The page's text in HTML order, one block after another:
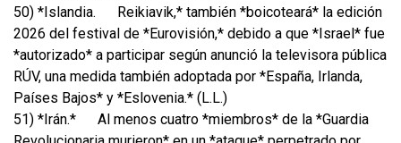
50) *Islandia.
Reikiavik,* también *boicoteará* la edición
2026 del festival de *Eurovisión,* debido a que *Israel* fue
*autorizado* a participar según anunció la televisora pública
RÚV, una medida también adoptada por *España, Irlanda,
Países Bajos* y *Eslovenia.* (L.L.)
51) *Irán.*
Al menos cuatro *miembros* de la *Guardia